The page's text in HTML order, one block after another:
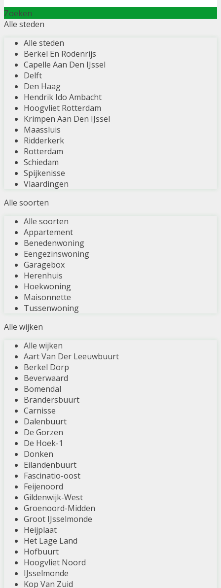
Zoeken
Alle steden
Alle steden
Berkel En Rodenrijs
Capelle Aan Den IJssel
Delft
Den Haag
Hendrik Ido Ambacht
Hoogvliet Rotterdam
Krimpen Aan Den IJssel
Maassluis
Ridderkerk
Rotterdam
Schiedam
Spijkenisse
Vlaardingen
Alle soorten
Alle soorten
Appartement
Benedenwoning
Eengezinswoning
Garagebox
Herenhuis
Hoekwoning
Maisonnette
Tussenwoning
Alle wijken
Alle wijken
Aart Van Der Leeuwbuurt
Berkel Dorp
Beverwaard
Bomendal
Brandersbuurt
Carnisse
Dalenbuurt
De Gorzen
De Hoek-1
Donken
Eilandenbuurt
Fascinatio-oost
Feijenoord
Gildenwijk-West
Groenoord-Midden
Groot IJsselmonde
Heijplaat
Het Lage Land
Hofbuurt
Hoogvliet Noord
IJsselmonde
Kop Van Zuid